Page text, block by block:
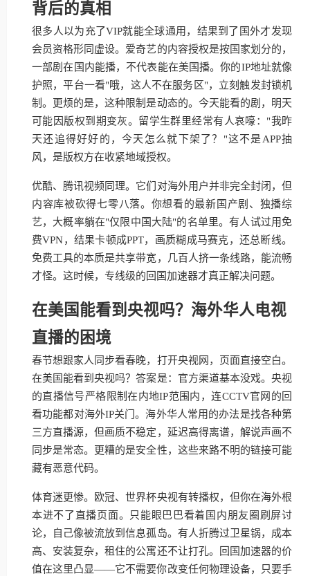
背后的真相
很多人以为充了VIP就能全球通用，结果到了国外才发现
会员资格形同虚设。爱奇艺的内容授权是按国家划分的，
一部剧在国内能播，不代表能在美国播。你的IP地址就像
护照，平台一看"哦，这人不在服务区"，立刻触发封锁机
制。更烦的是，这种限制是动态的。今天能看的剧，明天
可能因版权到期变灰。留学生群里经常有人哀嚎："我昨
天还追得好好的，今天怎么就下架了？"这不是APP抽
风，是版权方在收紧地域授权。
优酷、腾讯视频同理。它们对海外用户并非完全封闭，但
内容库被砍得七零八落。你想看的最新国产剧、独播综
艺，大概率躺在"仅限中国大陆"的名单里。有人试过用免
费VPN，结果卡顿成PPT，画质糊成马赛克，还总断线。
免费工具的本质是共享带宽，几百人挤一条线路，能流畅
才怪。这时候，专线级的回国加速器才真正解决问题。
在美国能看到央视吗？海外华人电视
直播的困境
春节想跟家人同步看春晚，打开央视网，页面直接空白。
在美国能看到央视吗？答案是：官方渠道基本没戏。央视
的直播信号严格限制在内地IP范围内，连CCTV官网的回
看功能都对海外IP关门。海外华人常用的办法是找各种第
三方直播源，但画质不稳定，延迟高得离谱，解说声画不
同步是常态。更糟的是安全性，这些来路不明的链接可能
藏有恶意代码。
体育迷更惨。欧冠、世界杯央视有转播权，但你在海外根
本进不了直播页面。只能眼巴巴看着国内朋友圈刷屏讨
论，自己像被流放到信息孤岛。有人折腾过卫星锅，成本
高、安装复杂，租住的公寓还不让打孔。回国加速器的价
值在这里凸显——它不需要你改变任何物理设备，只要手